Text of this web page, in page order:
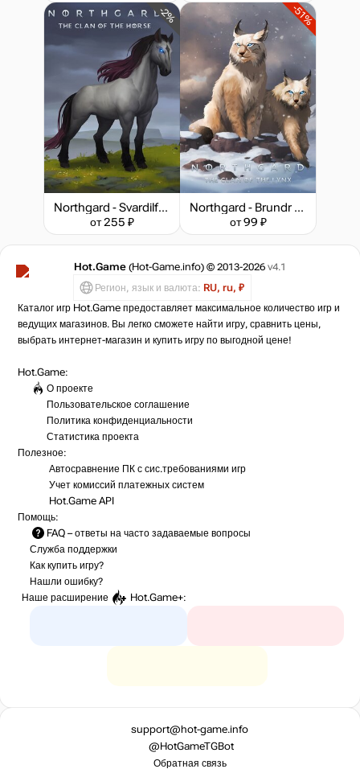
-2%
Northgard - Svardilfari, Clan of the Horse
от 255 ₽
-51%
Northgard - Brundr & Kaelinn, Clan of the Lynx
от 99 ₽
Hot.Game (Hot-Game.info) © 2013-2026 v4.1
Регион, язык и валюта: RU, ru, ₽
Каталог игр Hot.Game предоставляет максимальное количество игр и
ведущих магазинов. Вы легко сможете найти игру, сравнить цены,
выбрать интернет-магазин и купить игру по выгодной цене!
Hot.Game:
О проекте
Пользовательское соглашение
Политика конфиденциальности
Статистика проекта
Полезное:
Автосравнение ПК с сис.требованиями игр
Учет комиссий платежных систем
Hot.Game API
Помощь:
FAQ – ответы на часто задаваемые вопросы
Служба поддержки
Как купить игру?
Нашли ошибку?
Наше расширение
Hot.Game+:
support@hot-game.info
@HotGameTGBot
Обратная связь